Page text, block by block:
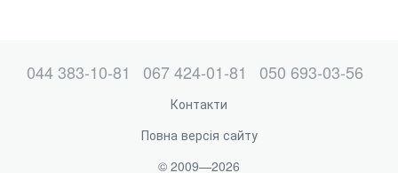
044 383-10-81 067 424-01-81 050 693-03-56
Контакти
Повна версія сайту
© 2009—2026